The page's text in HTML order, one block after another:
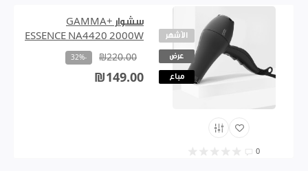
الأشهر
عرض
مباع
0
سشوار GAMMA+
ESSENCE NA4420 2000W
₪220.00
-32%
₪149.00